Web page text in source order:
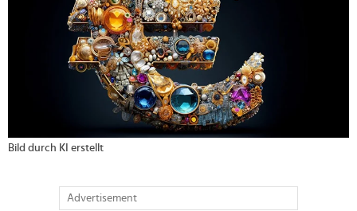
Bild durch KI erstellt
Advertisement